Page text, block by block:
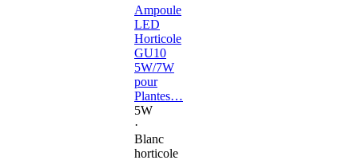
Ampoule
LED
Horticole
GU10
5W/7W
pour
Plantes…
5W
·
Blanc
horticole